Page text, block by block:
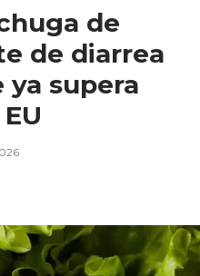
de
de diarrea
ya supera